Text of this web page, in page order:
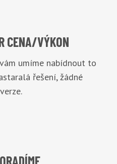
CENA/VÝKON
umíme nabídnout to
řešení, žádné